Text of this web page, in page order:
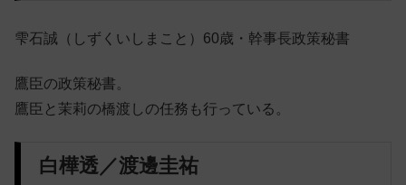
雫石誠（しずくいしまこと）60歳・幹事長政策秘書
鷹臣の政策秘書。
鷹臣と茉莉の橋渡しの任務も行っている。
白樺透／渡邊圭祐